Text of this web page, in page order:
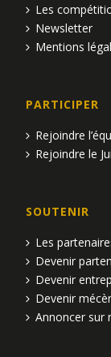
Les
Newsletter
Mentions
PARTICIPER
Rejoindre
Rejoindre le
SOUTENIR
Les
Devenir
Devenir
Devenir
Annoncer sur